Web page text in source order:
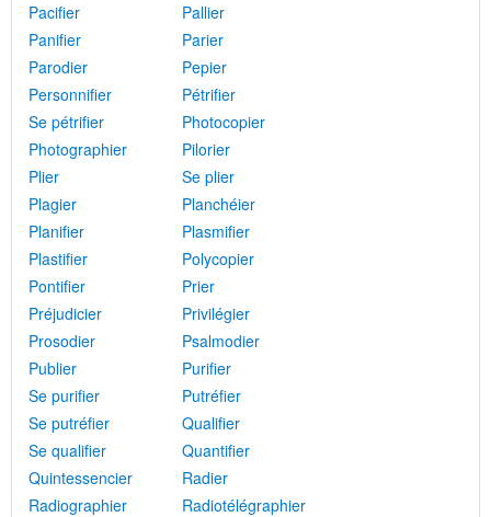
Pacifier
Pallier
Panifier
Parier
Parodier
Pepier
Personnifier
Pétrifier
Se pétrifier
Photocopier
Photographier
Pilorier
Plier
Se plier
Plagier
Planchéier
Planifier
Plasmifier
Plastifier
Polycopier
Pontifier
Prier
Préjudicier
Privilégier
Prosodier
Psalmodier
Publier
Purifier
Se purifier
Putréfier
Se putréfier
Qualifier
Se qualifier
Quantifier
Quintessencier
Radier
Radiographier
Radiotélégraphier